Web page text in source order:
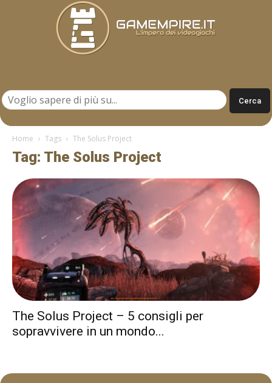
Home Tags The Solus Project
Tag: The Solus Project
The Solus Project – 5 consigli per
sopravvivere in un mondo...